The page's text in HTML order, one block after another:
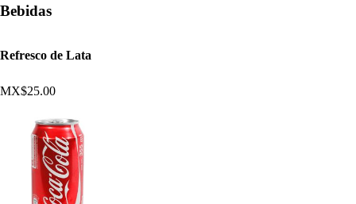
Bebidas
Refresco de Lata
MX$25.00